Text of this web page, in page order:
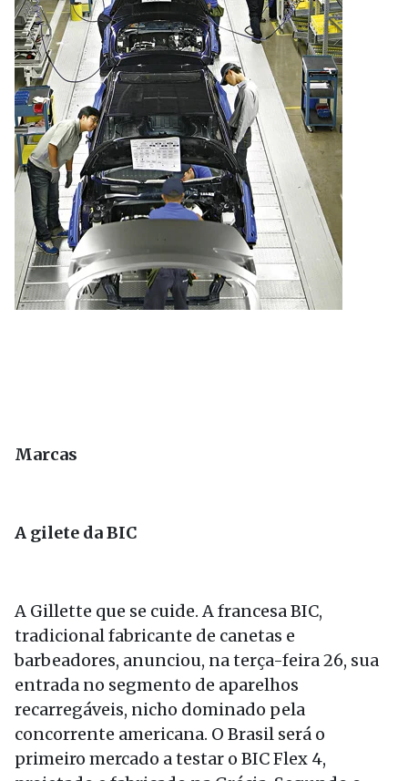
Marcas
A gilete da BIC
A Gillette que se cuide. A francesa BIC,
tradicional fabricante de canetas e
barbeadores, anunciou, na terça-feira 26, sua
entrada no segmento de aparelhos
recarregáveis, nicho dominado pela
concorrente americana. O Brasil será o
primeiro mercado a testar o BIC Flex 4,